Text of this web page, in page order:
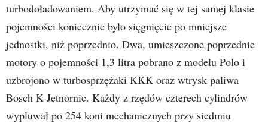
turbodoładowaniem. Aby utrzymać się w tej samej klasie
pojemności koniecznie było sięgnięcie po mniejsze
jednostki, niż poprzednio. Dwa, umieszczone poprzednie
motory o pojemności 1,3 litra pobrano z modelu Polo i
uzbrojono w turbosprzężaki KKK oraz wtrysk paliwa
Bosch K-Jetnornic. Każdy z rzędów czterech cylindrów
wypluwał po 254 koni mechanicznych przy siedmiu